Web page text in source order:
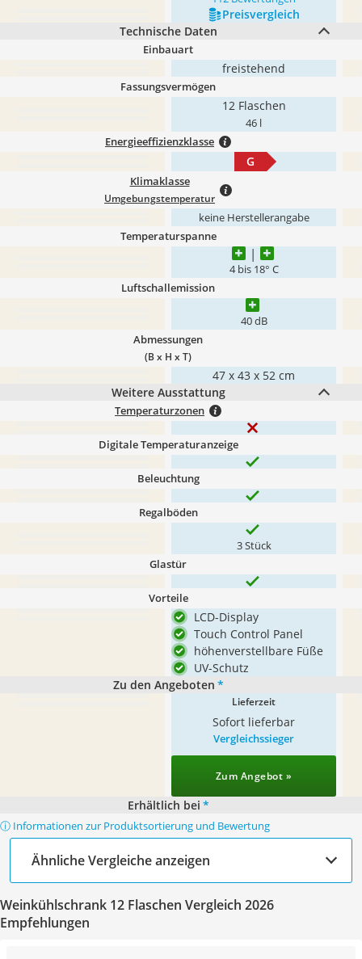
Preis­vergleich
Technische Daten
Einbauart
freistehend
Fassungsvermögen
12 Flaschen
46 l
Energieeffizienzklasse
G
Klimaklasse
Umgebungstemperatur
keine Herstellerangabe
Temperaturspanne
4 bis 18° C
Luftschallemission
40 dB
Abmessungen
(B x H x T)
‎47 x 43 x 52 cm
Weitere Ausstattung
Temperaturzonen
Digitale Temperaturanzeige
Beleuchtung
Regalböden
3 Stück
Glastür
Vorteile
LCD-Display
Touch Control Panel
höhenverstellbare Füße
UV-Schutz
Zu den Angeboten *
Lieferzeit
Sofort lieferbar
Vergleichssieger
Zum Angebot »
Erhältlich bei *
ⓘ Informationen zur Produktsortierung und Bewertung
Ähnliche Vergleiche anzeigen
Weinkühlschrank 12 Flaschen Vergleich 2026
Empfehlungen